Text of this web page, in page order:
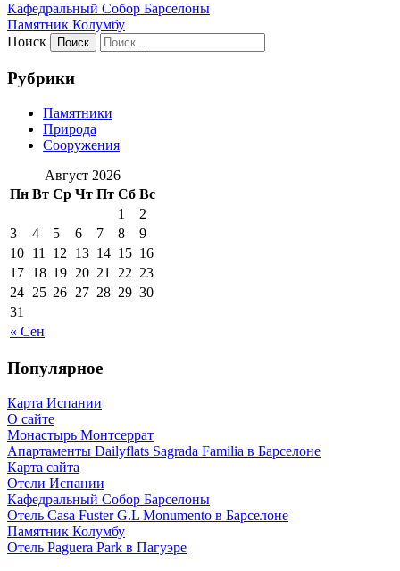
Кафeдрaльный Собор Барселоны
Пaмятник Колумбу
Поиск
Рубрики
Памятники
Природа
Сооружения
Август 2026
Пн Вт Ср Чт Пт Сб Вс
« Сен
1
2
3
4 5 6 7 8
9
10 11 12 13 14 15 16
17 18 19 20 21 22 23
24 25 26 27 28 29 30
31
Популярное
Карта Испании
О сайте
Монастырь Монтсеррат
Апартаменты Dailyflats Sagrada Familia в Барселоне
Карта сайта
Отели Испании
Кафeдрaльный Собор Барселоны
Отель Casa Fuster G.L Monumento в Барселоне
Пaмятник Колумбу
Отель Paguera Park в Пагуэре